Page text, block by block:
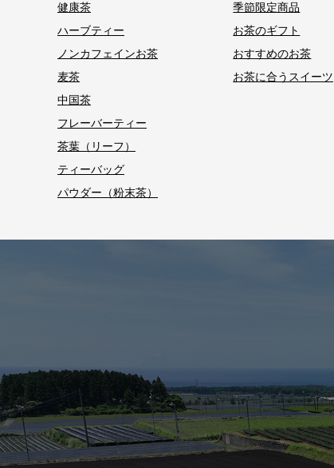
健康茶
ハーブティー
ノンカフェインお茶
麦茶
中国茶
フレーバーティー
茶葉（リーフ）
ティーバッグ
パウダー（粉末茶）
季節限定商品
お茶のギフト
おすすめのお茶
お茶に合うスイーツ